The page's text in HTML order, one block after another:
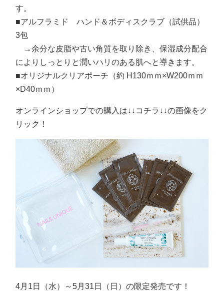
す。
■アルフラミド ハンド＆ボディスクラブ（試供品）
3包
→余分な皮脂や古い角質を取り除き、保湿成分配合
によりしっとりと潤いハリのある肌へと導きます。
■オリジナルクリアポーチ（約 H130ｍｍ×W200ｍｍ
×D40ｍｍ）
オンラインショップでの購入は↓↓コチラ↓↓の画像をク
リック！
4月1日（水）～5月31日（日）の限定発売です！